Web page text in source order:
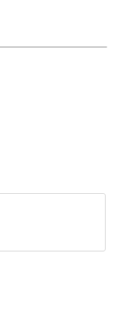
ある表面を作っ
にきらっとした